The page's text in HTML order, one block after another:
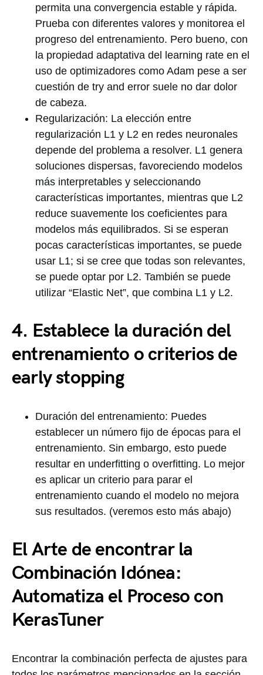
permita una convergencia estable y rápida.
Prueba con diferentes valores y monitorea el
progreso del entrenamiento. Pero bueno, con
la propiedad adaptativa del learning rate en el
uso de optimizadores como Adam pese a ser
cuestión de try and error suele no dar dolor
de cabeza.
Regularización: La elección entre
regularización L1 y L2 en redes neuronales
depende del problema a resolver. L1 genera
soluciones dispersas, favoreciendo modelos
más interpretables y seleccionando
características importantes, mientras que L2
reduce suavemente los coeficientes para
modelos más equilibrados. Si se esperan
pocas características importantes, se puede
usar L1; si se cree que todas son relevantes,
se puede optar por L2. También se puede
utilizar “Elastic Net”, que combina L1 y L2.
4. Establece la duración del
entrenamiento o criterios de
early stopping
Duración del entrenamiento: Puedes
establecer un número fijo de épocas para el
entrenamiento. Sin embargo, esto puede
resultar en underfitting o overfitting. Lo mejor
es aplicar un criterio para parar el
entrenamiento cuando el modelo no mejora
sus resultados. (veremos esto más abajo)
El Arte de encontrar la
Combinación Idónea:
Automatiza el Proceso con
KerasTuner
Encontrar la combinación perfecta de ajustes para